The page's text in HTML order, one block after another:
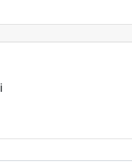
bija noderīga?